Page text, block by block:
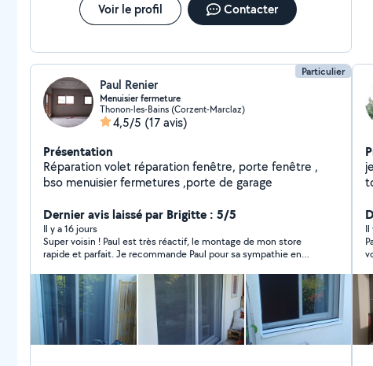
Voir le profil Contacter
Particulier
Paul Renier
Menuisier fermeture
Thonon-les-Bains (Corzent-Marclaz)
4,5/5 (17 avis)
Présentation
Réparation volet réparation fenêtre, porte fenêtre ,
bso menuisier fermetures ,porte de garage
Dernier avis laissé par Brigitte : 5/5
Il y a 16 jours
Super voisin ! Paul est très réactif, le montage de mon store
rapide et parfait. Je recommande Paul pour sa sympathie en
Il